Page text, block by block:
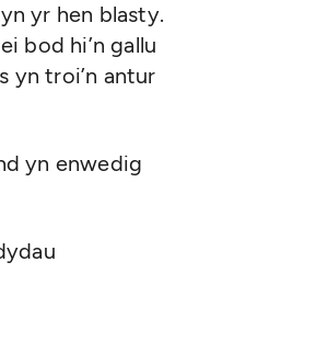
yr hen blasty.
bod hi’n gallu
yn troi’n antur
yn enwedig